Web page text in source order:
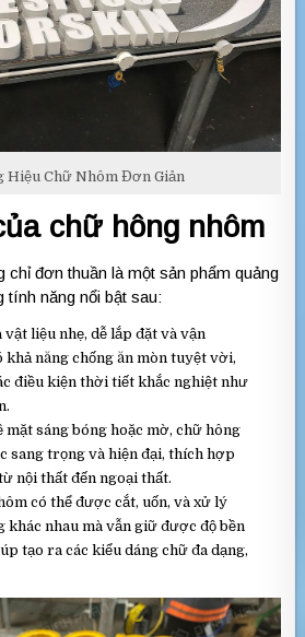
Hiệu Chữ Nhôm Đơn Giản
chữ hông nhôm
chỉ đơn thuần là một sản phẩm quảng
năng nổi bật sau:
vật liệu nhẹ, dễ lắp đặt và vận
khả năng chống ăn mòn tuyệt vời,
điều kiện thời tiết khắc nghiệt như
mặt sáng bóng hoặc mờ, chữ hông
sang trọng và hiện đại, thích hợp
nội thất đến ngoại thất.
có thể được cắt, uốn, và xử lý
khác nhau mà vẫn giữ được độ bền
tạo ra các kiểu dáng chữ đa dạng,